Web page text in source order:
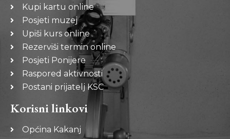
Kupi kartu online
Posjeti muzej
Upiši kurs online
Rezerviši termin online
Posjeti Ponijere
Raspored aktivnosti
Postani prijatelj KSC
Korisni linkovi
Općina Kakanj